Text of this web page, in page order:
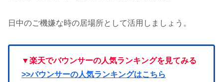
日中のご機嫌な時の居場所として活用しましょう。
▼楽天でバウンサーの人気ランキングを見てみる
>>バウンサーの人気ランキングはこちら